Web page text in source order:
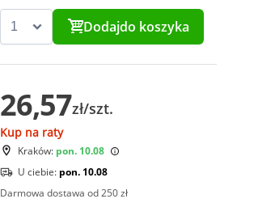
Dodajdo koszyka
26,57zł/szt.
Kup na raty
Kraków: pon. 10.08
U ciebie: pon. 10.08
Darmowa dostawa od 250 zł